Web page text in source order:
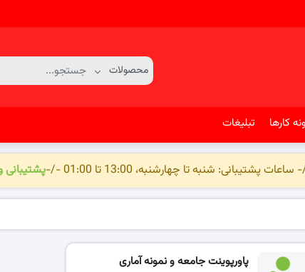
کارها تبلیغات
پشتیبانی: شنبه تا چهارشنبه، 13:00 تا 01:00 -/-
پاورپوینت جامعه و نمونه آماری